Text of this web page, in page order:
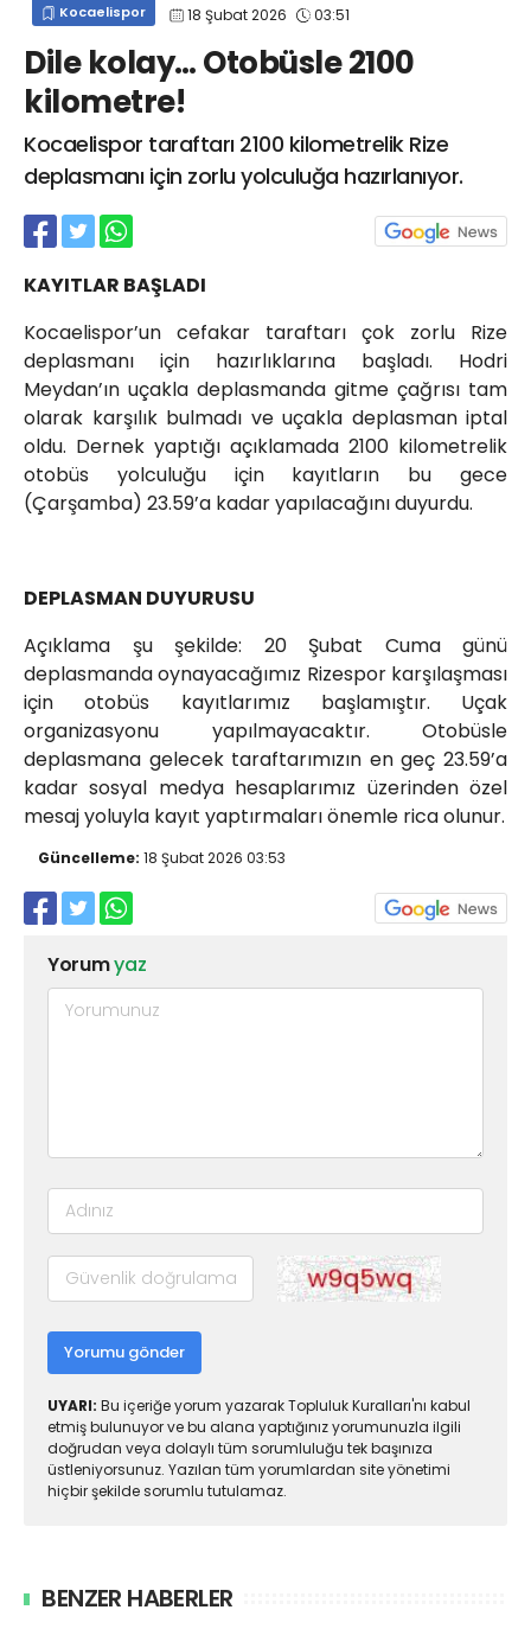
Kocaelispor 18 Şubat 2026 03:51
Dile kolay… Otobüsle 2100
kilometre!
Kocaelispor taraftarı 2100 kilometrelik Rize
deplasmanı için zorlu yolculuğa hazırlanıyor.
KAYITLAR BAŞLADI
Kocaelispor’un cefakar taraftarı çok zorlu Rize
deplasmanı için hazırlıklarına başladı. Hodri
Meydan’ın uçakla deplasmanda gitme çağrısı tam
olarak karşılık bulmadı ve uçakla deplasman iptal
oldu. Dernek yaptığı açıklamada 2100 kilometrelik
otobüs yolculuğu için kayıtların bu gece
(Çarşamba) 23.59’a kadar yapılacağını duyurdu.
DEPLASMAN DUYURUSU
Açıklama şu şekilde: 20 Şubat Cuma günü
deplasmanda oynayacağımız Rizespor karşılaşması
için otobüs kayıtlarımız başlamıştır. Uçak
organizasyonu yapılmayacaktır. Otobüsle
deplasmana gelecek taraftarımızın en geç 23.59’a
kadar sosyal medya hesaplarımız üzerinden özel
mesaj yoluyla kayıt yaptırmaları önemle rica olunur.
Güncelleme: 18 Şubat 2026 03:53
Yorumyaz
Yorumu gönder
UYARI: Bu içeriğe yorum yazarak Topluluk Kuralları'nı kabul
etmiş bulunuyor ve bu alana yaptığınız yorumunuzla ilgili
doğrudan veya dolaylı tüm sorumluluğu tek başınıza
üstleniyorsunuz. Yazılan tüm yorumlardan site yönetimi
hiçbir şekilde sorumlu tutulamaz.
BENZER HABERLER
info@spor41.com